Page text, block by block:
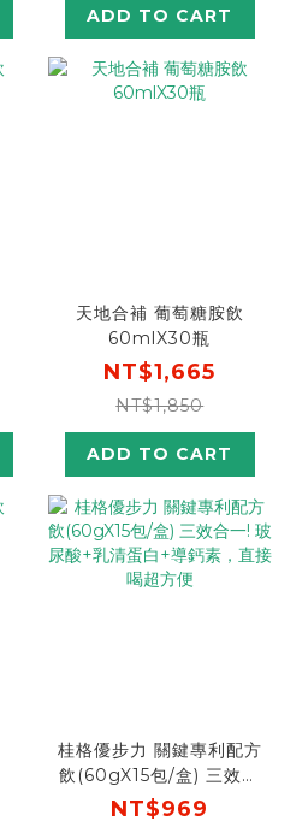
ADD TO CART
天地合補 葡萄糖胺飲
60mlX30瓶
NT$1,665
NT$1,850
ADD TO CART
桂格優步力 關鍵專利配方
飲(60gX15包/盒) 三效合
一! 玻尿酸+乳清蛋白+導
NT$969